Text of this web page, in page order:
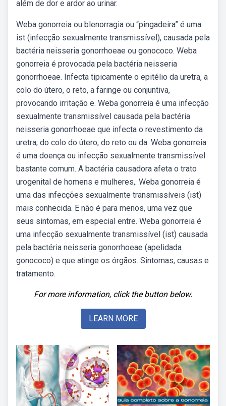
além de dor e ardor ao urinar.
Weba gonorreia ou blenorragia ou “pingadeira” é uma
ist (infecção sexualmente transmissível), causada pela
bactéria neisseria gonorrhoeae ou gonococo. Weba
gonorreia é provocada pela bactéria neisseria
gonorrhoeae. Infecta tipicamente o epitélio da uretra, a
colo do útero, o reto, a faringe ou conjuntiva,
provocando irritação e. Weba gonorreia é uma infecção
sexualmente transmissível causada pela bactéria
neisseria gonorrhoeae que infecta o revestimento da
uretra, do colo do útero, do reto ou da. Weba gonorreia
é uma doença ou infecção sexualmente transmissível
bastante comum. A bactéria causadora afeta o trato
urogenital de homens e mulheres,. Weba gonorreia é
uma das infecções sexualmente transmissíveis (ist)
mais conhecida. E não é para menos, uma vez que
seus sintomas, em especial entre. Weba gonorreia é
uma infecção sexualmente transmissível (ist) causada
pela bactéria neisseria gonorrhoeae (apelidada
gonococo) e que atinge os órgãos. Sintomas, causas e
tratamento.
For more information, click the button below.
LEARN MORE